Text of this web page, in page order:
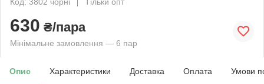
630 ₴/пара
Мінімальне замовлення — 6 пар
Опис Характеристики Доставка Оплата Умови